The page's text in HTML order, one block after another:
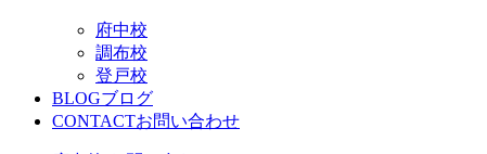
府中校
調布校
登戸校
BLOGブログ
CONTACTお問い合わせ